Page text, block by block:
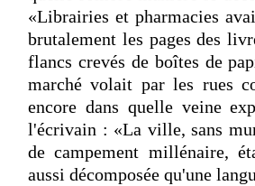
«Librairies et pharmacies
brutalement les pages des
flancs crevés de boîtes de
marché volait par les rues
encore dans quelle veine
l'écrivain : «La ville, sans
de campement millénaire,
aussi décomposée qu'une